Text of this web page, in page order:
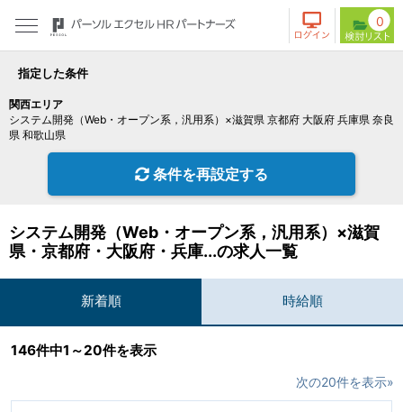
0
指定した条件
関西エリア
システム開発（Web・オープン系，汎用系）×滋賀県 京都府 大阪府 兵庫県 奈良
県 和歌山県
条件を再設定する
システム開発（Web・オープン系，汎用系）×滋賀
県・京都府・大阪府・兵庫...の求人一覧
新着順 時給順
146件中1～20件を表示
次の20件を表示»